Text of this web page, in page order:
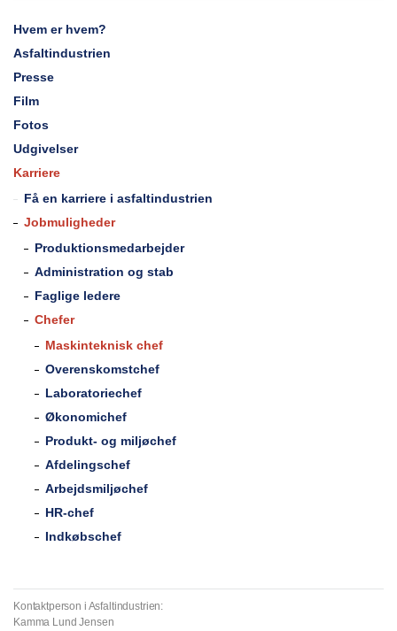
Hvem er hvem?
Asfaltindustrien
Presse
Film
Fotos
Udgivelser
Karriere
Få en karriere i asfaltindustrien
Jobmuligheder
Produktionsmedarbejder
Administration og stab
Faglige ledere
Chefer
Maskinteknisk chef
Overenskomstchef
Laboratoriechef
Økonomichef
Produkt- og miljøchef
Afdelingschef
Arbejdsmiljøchef
HR-chef
Indkøbschef
Kontaktperson i Asfaltindustrien:
Kamma Lund Jensen